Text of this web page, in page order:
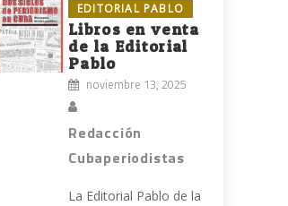
EDITORIAL PABLO
Libros en venta
de la Editorial
Pablo
noviembre 13, 2025
Redacción
Cubaperiodistas
La Editorial Pablo de la